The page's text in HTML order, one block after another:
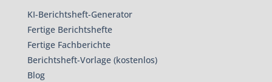
KI-Berichtsheft-Generator
Fertige Berichtshefte
Fertige Fachberichte
Berichtsheft-Vorlage (kostenlos)
Blog